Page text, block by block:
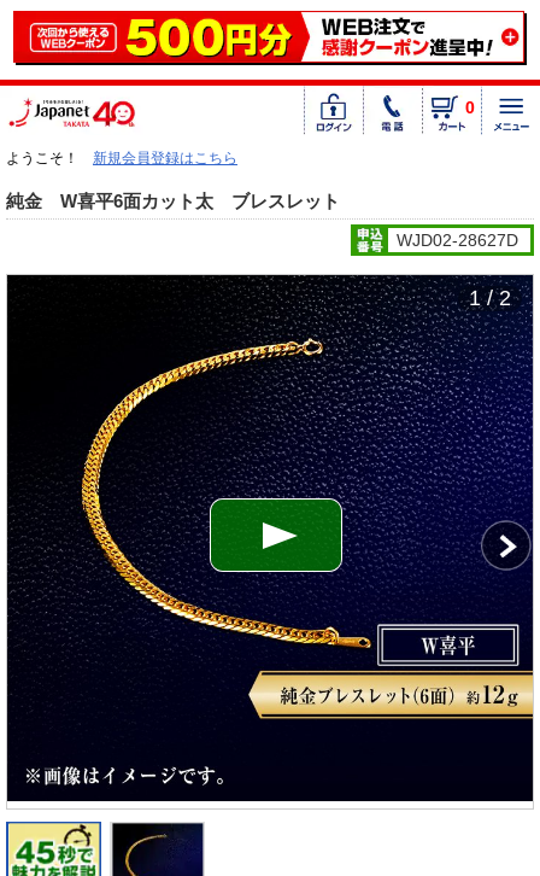
0
ようこそ！ 新規会員登録はこちら
純金 W喜平6面カット太 ブレスレット
WJD02-28627D
1 / 2